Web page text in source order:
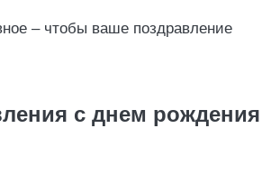
– чтобы ваше поздравление
с днем рождения